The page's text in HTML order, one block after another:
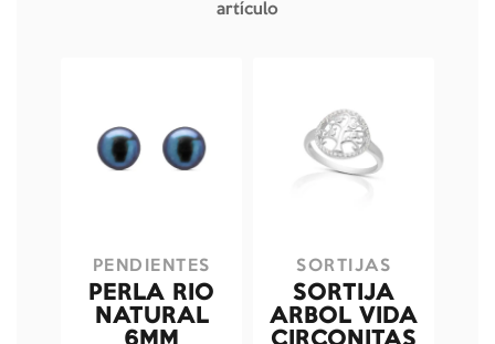
artículo
PENDIENTES
PERLA RIO
NATURAL
SORTIJAS
SORTIJA
ARBOL VIDA